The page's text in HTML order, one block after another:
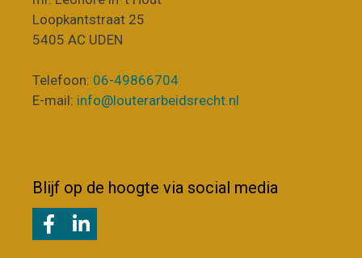
Loopkantstraat 25
5405 AC UDEN
Telefoon: 06-49866704
E-mail: info@louterarbeidsrecht.nl
Blijf op de hoogte via social media